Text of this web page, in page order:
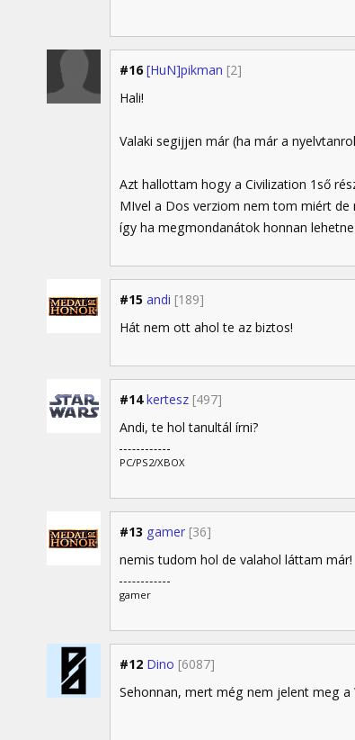
#16 [HuN]pikman [2]
Hali!
Valaki segijjen már (ha már a
Azt hallottam hogy a Civilization 1ső
MIvel a Dos verziom nem tom miért de
így ha megmondanátok honnan
#15 andi [189]
Hát nem ott ahol te az biztos!
#14 kertesz [497]
Andi, te hol tanultál írni?
PC/PS2/XBOX
#13 gamer [36]
nemis tudom hol de valahol láttam már!
gamer
#12 Dino [6087]
Sehonnan, mert még nem jelent meg a